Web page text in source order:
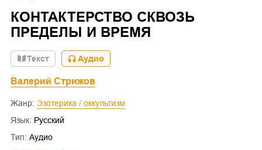
КОНТАКТЕРСТВО СКВОЗЬ
ПРЕДЕЛЫ И ВРЕМЯ
Текст Аудио
Валерий Стрижов
Жанр:
Эзотерика / оккультизм
Язык: Русский
Тип: Аудио